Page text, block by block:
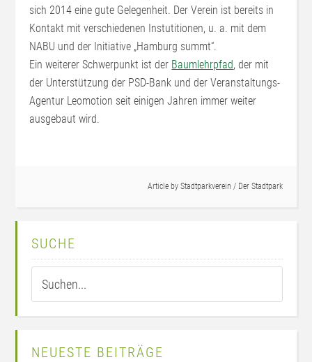
sich 2014 eine gute Gelegenheit. Der Verein ist bereits in
Kontakt mit verschiedenen Instutitionen, u. a. mit dem
NABU und der Initiative „Hamburg summt“.
Ein weiterer Schwerpunkt ist der Baumlehrpfad, der mit
der Unterstützung der PSD-Bank und der Veranstaltungs-
Agentur Leomotion seit einigen Jahren immer weiter
ausgebaut wird.
Article by Stadtparkverein / Der Stadtpark
SUCHE
NEUESTE BEITRÄGE